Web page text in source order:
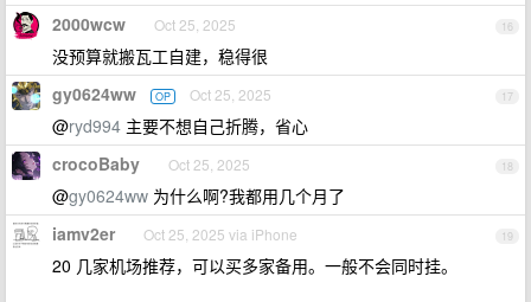
16
2000wcw Oct 25, 2025
没预算就搬瓦工自建，稳得很
17
gy0624ww OP Oct 25, 2025
@ryd994 主要不想自己折腾，省心
18
crocoBaby Oct 25, 2025
@gy0624ww 为什么啊?我都用几个月了
19
iamv2er Oct 25, 2025 via iPhone
20 几家机场推荐，可以买多家备用。一般不会同时挂。